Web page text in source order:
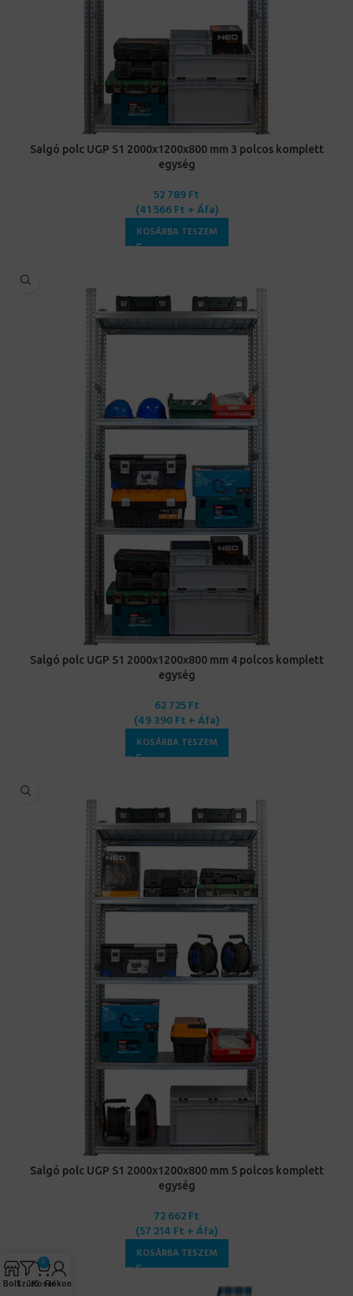
Salgó polc UGP S1 2000x1200x800 mm 3 polcos komplett
egység
52 789Ft
(41 566Ft + Áfa)
KOSÁRBA TESZEM
Salgó polc UGP S1 2000x1200x800 mm 4 polcos komplett
egység
62 725Ft
(49 390Ft + Áfa)
KOSÁRBA TESZEM
Salgó polc UGP S1 2000x1200x800 mm 5 polcos komplett
egység
72 662Ft
(57 214 Ft + Áfa)
KOSÁRBA TESZEM
BoltSzűrő
0
KosárFiókom